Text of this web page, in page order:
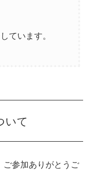
ています。
いて
ご参加ありがとうご